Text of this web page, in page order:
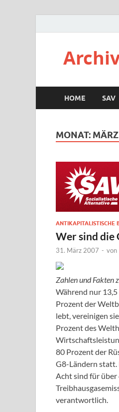
HOME SAV
MONAT:
ANTIKAPITALISTISCHE
Wer sind die
31. März 2007 - von
Zahlen und Fakten
Während nur 13,5
Prozent der
lebt, vereinigen
Prozent des
80 Prozent der
G8-Ländern statt.
Acht sind für
verantwortlich.